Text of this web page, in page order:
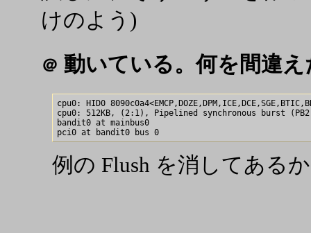
けのよう)
＠ 動いている。何を間違
cpu0: HID0
cpu0: 512KB, (2:1), Pipelined synchronous burst (PB2)
bandit0 at mainbus0
例の Flush を消してある